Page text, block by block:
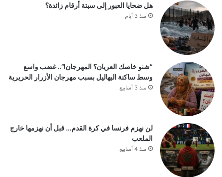
هل ضحايا العبور إلى سبتة أرقام زائدة؟
منذ 3 أيام
“شنو خاصك العريان؟ المهرجان!”.. غضب واسع
وسط ساكنة البهاليل بسبب مهرجان الأزرار الحريرية
منذ 3 أسابيع
لن نهزم فرنسا في كرة القدم… قبل أن نهزمها خارج
الملعب
منذ 4 أسابيع